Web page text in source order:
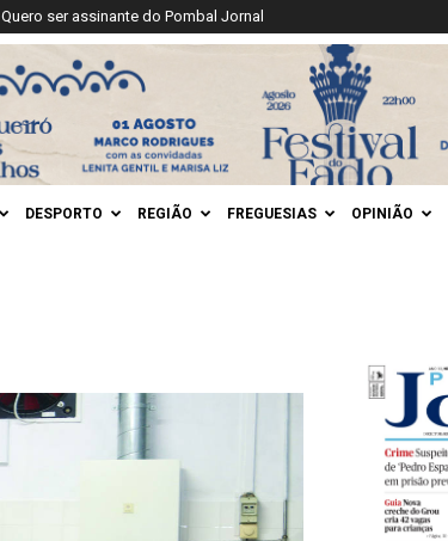
Quero ser assinante do Pombal Jornal
DESPORTO REGIÃO FREGUESIAS OPINIÃO